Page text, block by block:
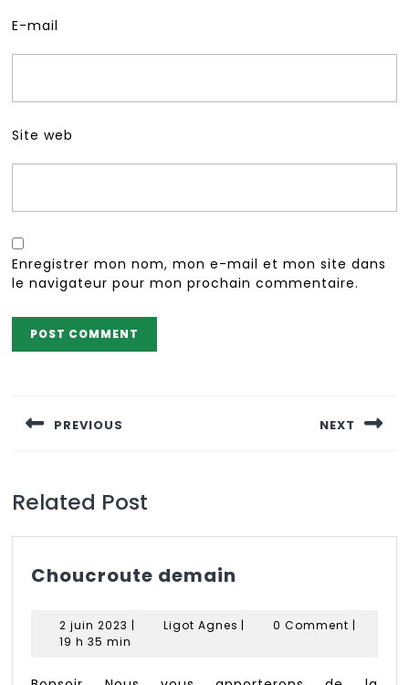
E-mail
Site web
Enregistrer mon nom, mon e-mail et mon site dans
le navigateur pour mon prochain commentaire.
l’article
PREVIOUS NEXT
Related Post
Choucroute demain
2 juin 2023 2
juin
| Ligot Agnes Ligot
| 0 Comment |
19 h 35 min